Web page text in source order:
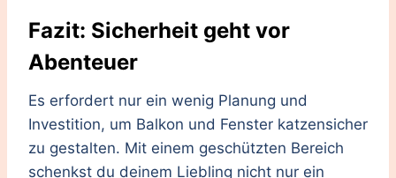
Fazit: Sicherheit geht vor
Abenteuer
Es erfordert nur ein wenig Planung und
Investition, um Balkon und Fenster katzensicher
zu gestalten. Mit einem geschützten Bereich
schenkst du deinem Liebling nicht nur ein